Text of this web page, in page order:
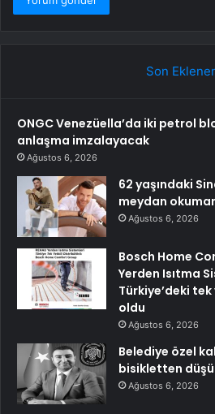
Son
ONGC Venezüella’da iki petrol
anlaşma imzalayacak
Ağustos 6, 2026
62 yaşındaki
meydan
Ağustos 6, 2026
Bosch Home
Yerden Isıtma
Türkiye’deki
oldu
Ağustos 6, 2026
Belediye özel
bisikletten
Ağustos 6, 2026